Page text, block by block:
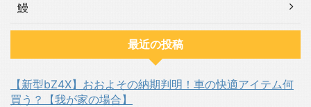
鰻
最近の投稿
【新型bZ4X】おおよその納期判明！車の快適アイテム何
買う？【我が家の場合】